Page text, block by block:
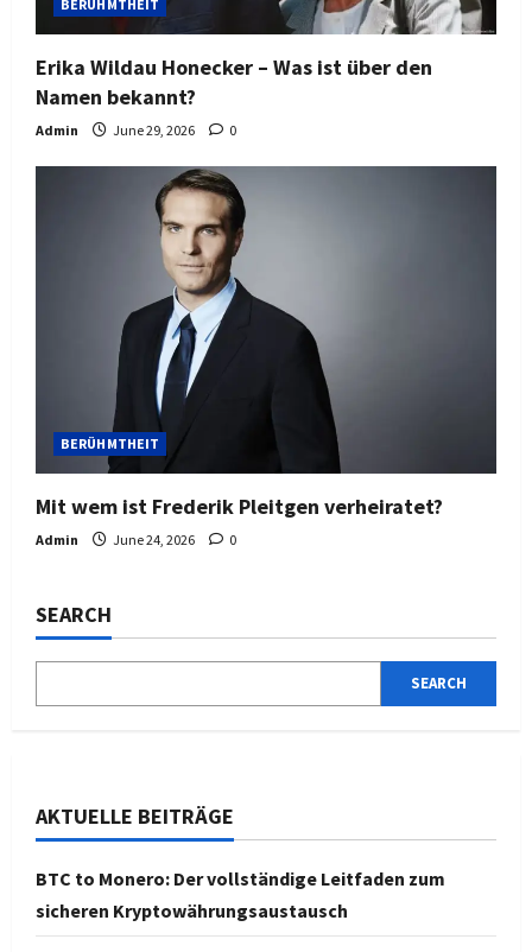
BERÜHMTHEIT
Erika Wildau Honecker – Was ist über den
Namen bekannt?
Admin June 29, 2026 0
BERÜHMTHEIT
Mit wem ist Frederik Pleitgen verheiratet?
Admin June 24, 2026 0
SEARCH
SEARCH
AKTUELLE BEITRÄGE
BTC to Monero: Der vollständige Leitfaden zum
sicheren Kryptowährungsaustausch